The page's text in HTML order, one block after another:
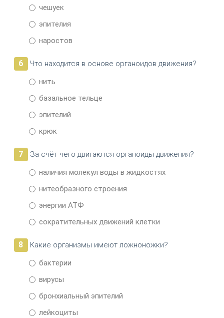
чешуек
эпителия
наростов
6
Что находится в основе органоидов движения?
нить
базальное тельце
эпителий
крюк
7
За счёт чего двигаются органоиды движения?
наличия молекул воды в жидкостях
нитеобразного строения
энергии АТФ
сократительных движений клетки
8
Какие организмы имеют ложноножки?
бактерии
вирусы
бронхиальный эпителий
лейкоциты